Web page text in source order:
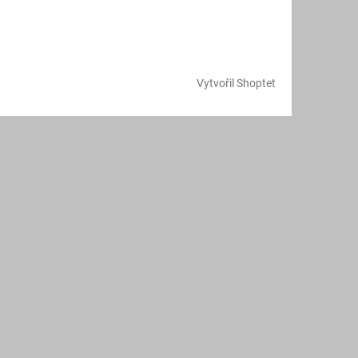
Vytvořil Shoptet